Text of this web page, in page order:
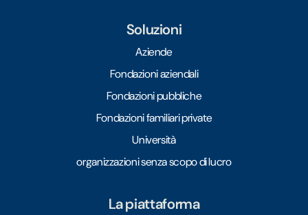
Soluzioni
Aziende
Fondazioni aziendali
Fondazioni pubbliche
Fondazioni familiari private
Università
organizzazioni senza scopo di lucro
La piattaforma